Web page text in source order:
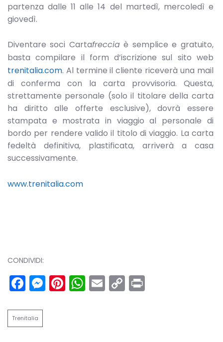
partenza dalle 11 alle 14 del martedì, mercoledì e
giovedì.
Diventare soci Cartafrecciaè semplice e gratuito,
basta compilare il form d’iscrizione sul sito web
trenitalia.com. Al termine il cliente riceverà una mail
di conferma con la carta provvisoria. Questa,
strettamente personale (solo il titolare della carta
ha diritto alle offerte esclusive), dovrà essere
stampata e mostrata in viaggio al personale di
bordo per rendere valido il titolo di viaggio. La carta
fedeltà definitiva, plastificata, arriverà a casa
successivamente.
www.trenitalia.com
CONDIVIDI:
Facebook
Messenger
Pinterest
WhatsApp
Email
Copy
Link
Trenitalia